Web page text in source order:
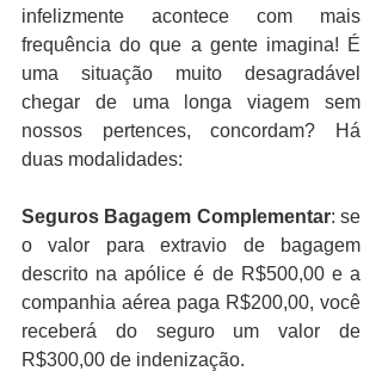
infelizmente acontece com mais
frequência do que a gente imagina! É
uma situação muito desagradável
chegar de uma longa viagem sem
nossos pertences, concordam? Há
duas modalidades:
Seguros Bagagem Complementar: se
o valor para extravio de bagagem
descrito na apólice é de R$500,00 e a
companhia aérea paga R$200,00, você
receberá do seguro um valor de
R$300,00 de indenização.